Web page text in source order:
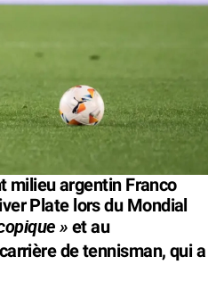
milieu argentin Franco
Plate lors du Mondial
» et au
de tennisman, qui a